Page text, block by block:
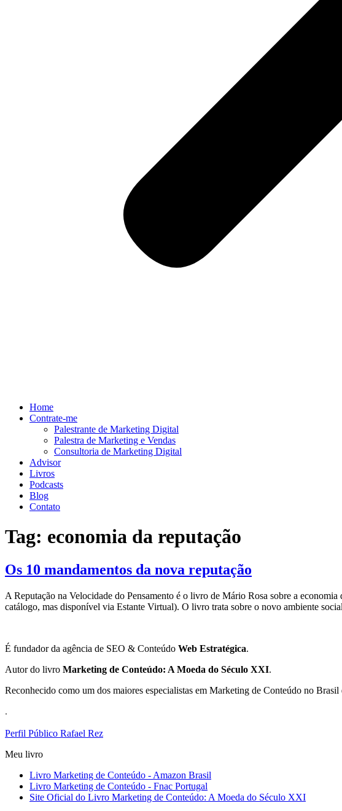
Home
Contrate-me
Palestrante de Marketing Digital
Palestra de Marketing e Vendas
Consultoria de Marketing Digital
Advisor
Livros
Podcasts
Blog
Contato
Tag: economia da reputação
Os 10 mandamentos da nova reputação
A Reputação na Velocidade do Pensamento é o livro de Mário Rosa sobre a
catálogo, mas disponível via Estante Virtual). O livro trata sobre o novo ambiente
É fundador da agência de SEO & Conteúdo Web Estratégica.
Autor do livro Marketing de Conteúdo: A Moeda do Século XXI.
Reconhecido como um dos maiores especialistas em Marketing de Conteúdo no
.
Perfil Público Rafael Rez
Meu livro
Livro Marketing de Conteúdo - Amazon Brasil
Livro Marketing de Conteúdo - Fnac Portugal
Site Oficial do Livro Marketing de Conteúdo: A Moeda do Século XXI